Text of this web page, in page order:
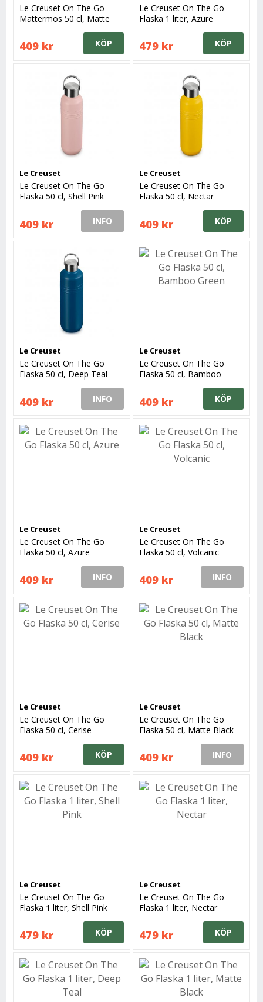
Le Creuset On The Go
Mattermos 50 cl, Matte
409 kr KÖP
Le Creuset On The Go
Flaska 1 liter, Azure
479 kr KÖP
Le Creuset
Le Creuset On The Go
Flaska 50 cl, Shell Pink
409 kr INFO
Le Creuset
Le Creuset On The Go
Flaska 50 cl, Nectar
409 kr KÖP
Le Creuset
Le Creuset On The Go
Flaska 50 cl, Deep Teal
409 kr INFO
Le Creuset
Le Creuset On The Go
Flaska 50 cl, Bamboo
409 kr KÖP
Le Creuset
Le Creuset On The Go
Flaska 50 cl, Azure
409 kr INFO
Le Creuset
Le Creuset On The Go
Flaska 50 cl, Volcanic
409 kr INFO
Le Creuset
Le Creuset On The Go
Flaska 50 cl, Cerise
409 kr KÖP
Le Creuset
Le Creuset On The Go
Flaska 50 cl, Matte Black
409 kr INFO
Le Creuset
Le Creuset On The Go
Flaska 1 liter, Shell Pink
479 kr KÖP
Le Creuset
Le Creuset On The Go
Flaska 1 liter, Nectar
479 kr KÖP